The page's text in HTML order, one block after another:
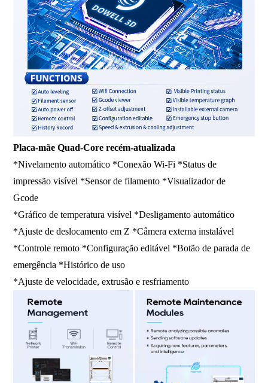
Placa-mãe Quad-Core recém-atualizada
*Nivelamento automático *Conexão Wi-Fi *Status de
impressão visível *Sensor de filamento *Visualizador de
Gcode
*Gráfico de temperatura visível *Desligamento automático
*Ajuste de deslocamento em Z *Câmera externa instalável
*Controle remoto *Configuração editável *Botão de parada de
emergência *Histórico de uso
*Ajuste de velocidade, extrusão e resfriamento